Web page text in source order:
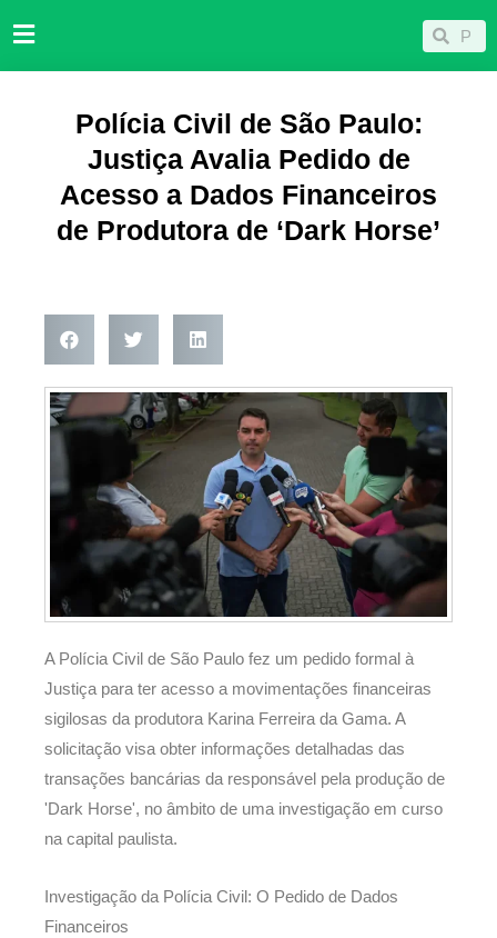
para
Pesquisar
Polícia Civil de São Paulo:
Justiça Avalia Pedido de
Acesso a Dados Financeiros
de Produtora de ‘Dark Horse’
A Polícia Civil de São Paulo fez um pedido formal à
Justiça para ter acesso a movimentações financeiras
sigilosas da produtora Karina Ferreira da Gama. A
solicitação visa obter informações detalhadas das
transações bancárias da responsável pela produção de
'Dark Horse', no âmbito de uma investigação em curso
na capital paulista.
Investigação da Polícia Civil: O Pedido de Dados
Financeiros